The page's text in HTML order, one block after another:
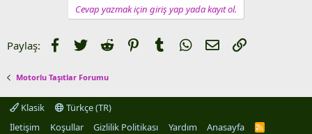
Cevap yazmak için giriş yap yada kayıt ol.
Paylaş: Facebook
TwitterReddit PinterestTumblrWhatsApp
E-postaLink
Motorlu Taşıtlar Forumu
Klasik
Türkçe (TR)
İletişim
Koşullar Gizlilik Politikası Yardım Anasayfa
R